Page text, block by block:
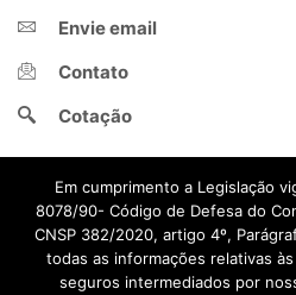
Envie email
Contato
Cotação
© 2021, Natal
Em cumprimento a Legislação
8078/90- Código de Defesa do
CNSP 382/2020, artigo 4º,
todas as informações relativas
seguros intermediados por